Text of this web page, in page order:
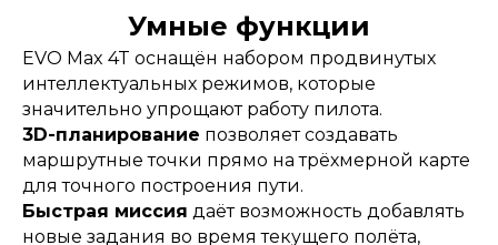
Умные функции
EVO Max 4T оснащён набором продвинутых
интеллектуальных режимов, которые
значительно упрощают работу пилота.
3D-планирование позволяет создавать
маршрутные точки прямо на трёхмерной карте
для точного построения пути.
Быстрая миссия даёт возможность добавлять
новые задания во время текущего полёта,